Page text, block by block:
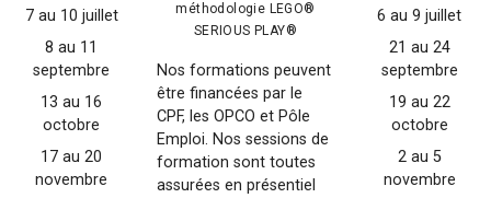
7 au 10 juillet
8 au 11
septembre
13 au 16
octobre
17 au 20
novembre
méthodologie LEGO®
SERIOUS PLAY®
Nos formations peuvent
être financées par le
CPF, les OPCO et Pôle
Emploi. Nos sessions de
formation sont toutes
assurées en présentiel
6 au 9 juillet
21 au 24
septembre
19 au 22
octobre
2 au 5
novembre